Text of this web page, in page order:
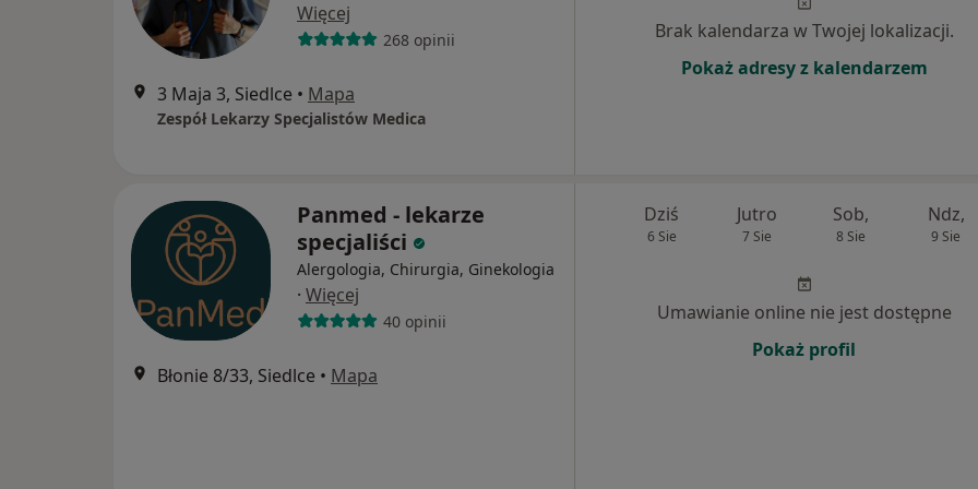
Więcej
268 opinii
3 Maja 3, Siedlce • Mapa
Zespół Lekarzy Specjalistów Medica
Brak kalendarza w Twojej lokalizacji.
Pokaż adresy z kalendarzem
Panmed - lekarze
specjaliści
Alergologia, Chirurgia, Ginekologia
· Więcej
40 opinii
Błonie 8/33, Siedlce • Mapa
Dziś
6 Sie
Jutro
7 Sie
Sob,
8 Sie
Ndz,
9 Sie
Umawianie online nie jest dostępne
Pokaż profil